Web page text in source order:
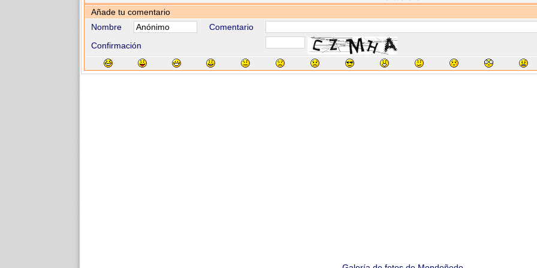
Añade tu comentario
Nombre
Comentario
Confirmación